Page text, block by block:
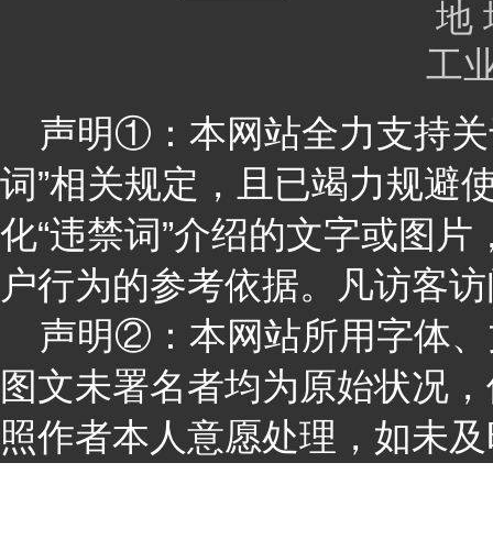
地
工
声明①：本网站全力支持关
词”相关规定，且已竭力规避
化“违禁词”介绍的文字或图
户行为的参考依据。凡访客
声明②：本网站所用字体、
图文未署名者均为原始状况
照作者本人意愿处理，如未